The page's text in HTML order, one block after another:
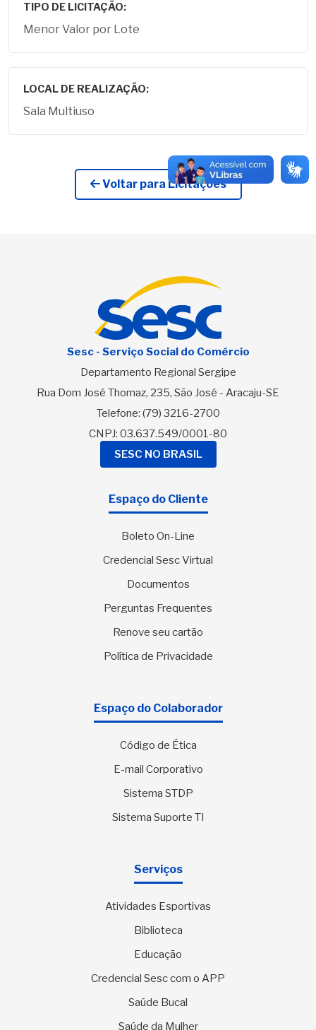
TIPO DE LICITAÇÃO:
Menor Valor por Lote
LOCAL DE REALIZAÇÃO:
Sala Multiuso
Voltar para Licitações
Sesc - Serviço Social do Comércio
Departamento Regional Sergipe
Rua Dom José Thomaz, 235, São José - Aracaju-SE
Telefone: (79) 3216-2700
CNPJ: 03.637.549/0001-80
SESC NO BRASIL
Espaço do Cliente
Boleto On-Line
Credencial Sesc Virtual
Documentos
Perguntas Frequentes
Renove seu cartão
Política de Privacidade
Espaço do Colaborador
Código de Ética
E-mail Corporativo
Sistema STDP
Sistema Suporte TI
Serviços
Atividades Esportivas
Biblioteca
Educação
Credencial Sesc com o APP
Saúde Bucal
Saúde da Mulher